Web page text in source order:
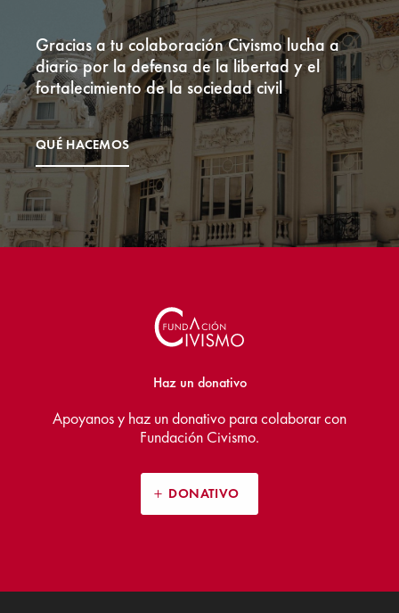
Gracias a tu colaboración Civismo lucha a
diario por la defensa de la libertad y el
fortalecimiento de la sociedad civil
QUÉ HACEMOS
Haz un donativo
Apoyanos y haz un donativo para colaborar con
Fundación Civismo.
DONATIVO